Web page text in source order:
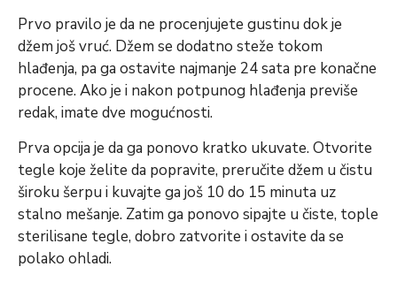
Prvo pravilo je da ne procenjujete gustinu dok je
džem još vruć. Džem se dodatno steže tokom
hlađenja, pa ga ostavite najmanje 24 sata pre konačne
procene. Ako je i nakon potpunog hlađenja previše
redak, imate dve mogućnosti.
Prva opcija je da ga ponovo kratko ukuvate. Otvorite
tegle koje želite da popravite, preručite džem u čistu
široku šerpu i kuvajte ga još 10 do 15 minuta uz
stalno mešanje. Zatim ga ponovo sipajte u čiste, tople
sterilisane tegle, dobro zatvorite i ostavite da se
polako ohladi.